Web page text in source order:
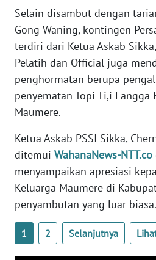
Selain disambut dengan
Gong Waning, kontingen
terdiri dari Ketua Askab
Pelatih dan Official juga
penghormatan berupa
penyematan Topi Ti,i Langga
Maumere.
Ketua Askab PSSI Sikka,
ditemui WahanaNews-NTT.co
menyampaikan apresiasi
Keluarga Maumere di
penyambutan yang luar biasa.
1 2 Selanjutnya
NTB
WN
SULTENG
SULBAR
WN
WN
SUMBAR
WN
SUMSEL